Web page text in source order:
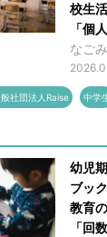
校生
「個
なご
社団法人Raise 中学
幼児
ブッ
教育
「回